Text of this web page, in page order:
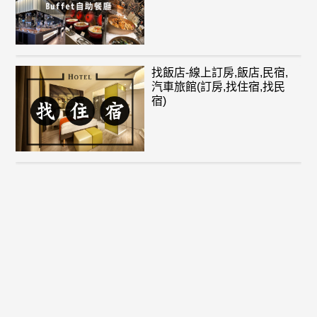
找飯店-線上訂房,飯店,民宿,
汽車旅館(訂房,找住宿,找民
宿)